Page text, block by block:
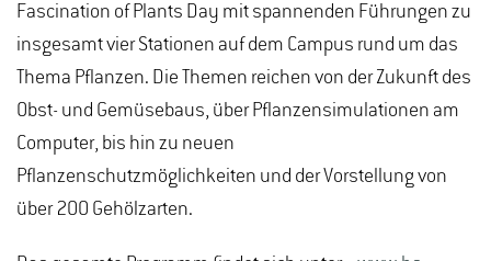
Fascination of Plants Day mit spannenden Führungen zu
insgesamt vier Stationen auf dem Campus rund um das
Thema Pflanzen. Die Themen reichen von der Zukunft des
Obst- und Gemüsebaus, über Pflanzensimulationen am
Computer, bis hin zu neuen
Pflanzenschutzmöglichkeiten und der Vorstellung von
über 200 Gehölzarten.